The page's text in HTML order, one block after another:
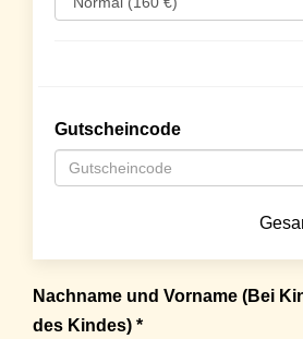
Gutscheincode
Nachname und Vorname (Bei
des Kindes) *